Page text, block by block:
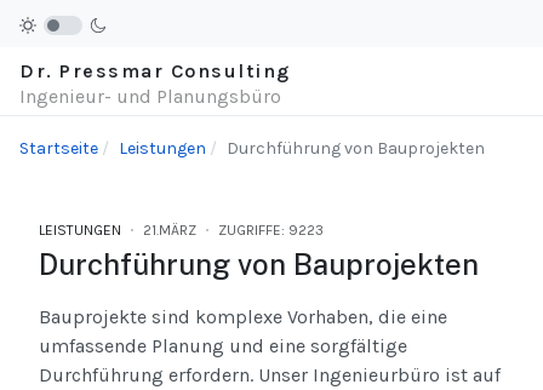
Dr. Pressmar Consulting
Ingenieur- und Planungsbüro
Startseite Leistungen Durchführung von Bauprojekten
LEISTUNGEN 21.MÄRZ ZUGRIFFE: 9223
Durchführung von Bauprojekten
Bauprojekte sind komplexe Vorhaben, die eine
umfassende Planung und eine sorgfältige
Durchführung erfordern. Unser Ingenieurbüro ist auf